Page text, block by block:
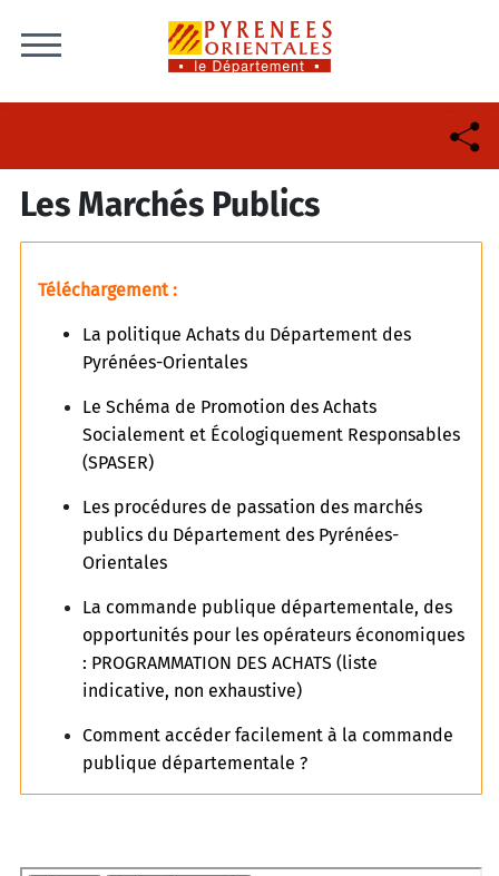
Les Marchés Publics
Téléchargement :
La politique Achats du Département des
Pyrénées-Orientales
Le Schéma de Promotion des Achats
Socialement et Écologiquement Responsables
(SPASER)
Les procédures de passation des marchés
publics du Département des Pyrénées-
Orientales
La commande publique départementale, des
opportunités pour les opérateurs économiques
: PROGRAMMATION DES ACHATS (liste
indicative, non exhaustive)
Comment accéder facilement à la commande
publique départementale ?